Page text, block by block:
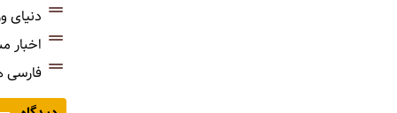
دنیای
اخبار